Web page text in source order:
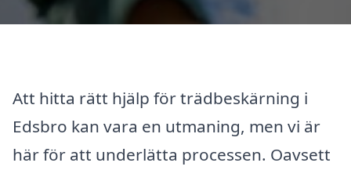
Att hitta rätt hjälp för trädbeskärning i
Edsbro kan vara en utmaning, men vi är
här för att underlätta processen. Oavsett